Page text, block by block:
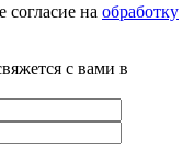
на обработку
с вами в